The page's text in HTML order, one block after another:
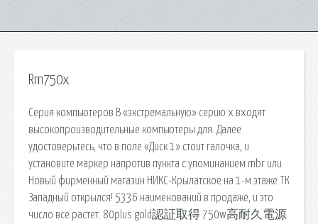
Rm750x
Серия компьютеров В «экстремальную» серию x входят
высокопроизводительные компьютеры для. Далее
удостоверьтесь, что в поле «Диск 1» стоит галочка, и
установите маркер напротив пункта с упоминанием mbr или.
Новый фирменный магазин НИКС-Крылатское на 1-м этаже ТК
Западный открылся! 5336 наименований в продаже, и это
число все растет. 80plus gold認証取得 750w高耐久電源